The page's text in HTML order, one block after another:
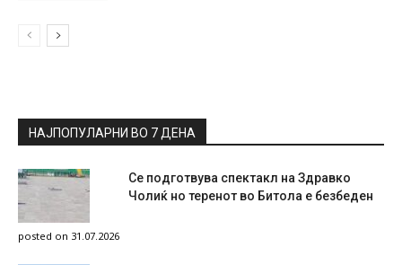
НАЈПОПУЛАРНИ ВО 7 ДЕНА
Се подготвува спектакл на Здравко
Чолиќ но теренот во Битола е безбеден
posted on 31.07.2026